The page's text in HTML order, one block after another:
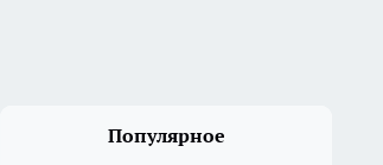
Популярное